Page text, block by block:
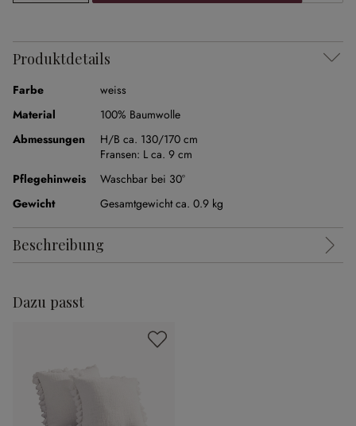
Produktdetails
Farbe
weiss
Material
100% Baumwolle
Abmessungen
H/B ca. 130/170 cm
Fransen: L ca. 9 cm
Pflegehinweis
Waschbar bei 30°
Gewicht
Gesamtgewicht ca. 0.9 kg
Beschreibung
Dazu passt